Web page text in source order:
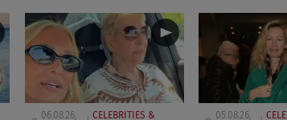
06.08.26,
CELEBRITIES &
05.08.26,